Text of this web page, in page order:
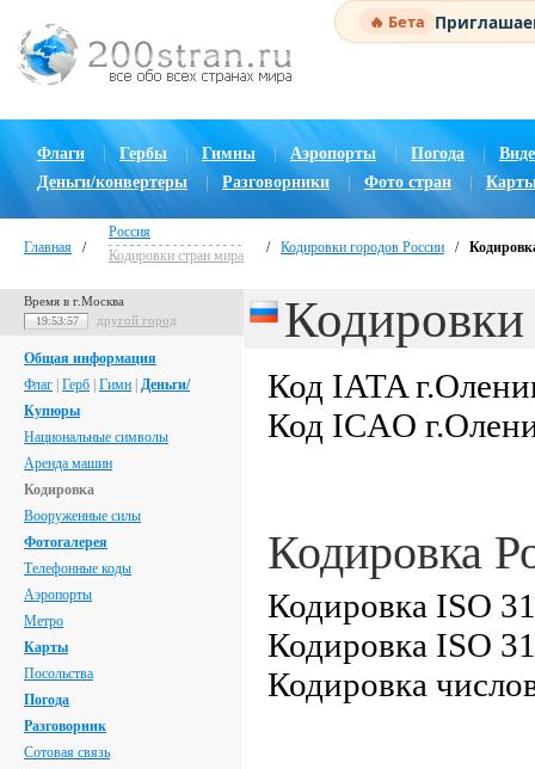
🔥 Бета
Флаги Гербы Гимны | Аэропорты Погода |
Деньги/конвертеры
Разговорники Фото стран
Главная /
Россия
Кодировки стран мира
/ Кодировки городов России /
Время в г.Москва
19:53:58 другой город
Общая информация
Флаг Герб Гимн Деньги/
Купюры
Национальные символы
Аренда машин
Кодировка
Вооруженные силы
Фотогалерея
Телефонные коды
Аэропорты
Метро
Карты
Посольства
Погода
Разговорник
Сотовая связь
Код IATA
Код ICAO
Кодировка
Кодировка ISO
Кодировка ISO
Кодировка